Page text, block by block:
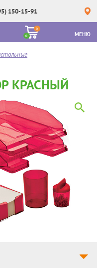
150-15-91
0
0
МЕНЮ
КРАСНЫЙ